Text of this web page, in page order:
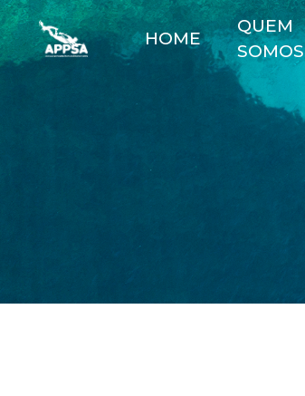
HOME
QUEM
SOMOS